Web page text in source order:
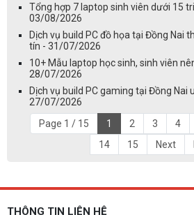
Tổng hợp 7 laptop sinh viên dưới 15
03/08/2026
Dịch vụ build PC đồ họa tại Đồng Nai
tín - 31/07/2026
10+ Mẫu laptop học sinh, sinh viên
28/07/2026
Dịch vụ build PC gaming tại Đồng Nai
27/07/2026
Page 1 / 15
1 2 3 4
14
15 Next
THÔNG TIN LIÊN HỆ